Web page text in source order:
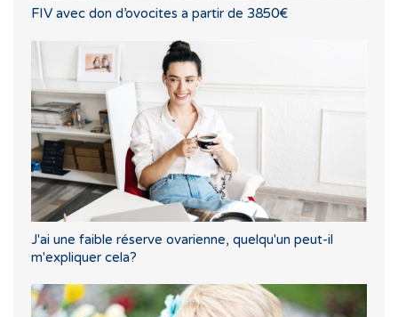
FIV avec don d’ovocites a partir de 3850€
J'ai une faible réserve ovarienne, quelqu'un peut-il
m'expliquer cela?